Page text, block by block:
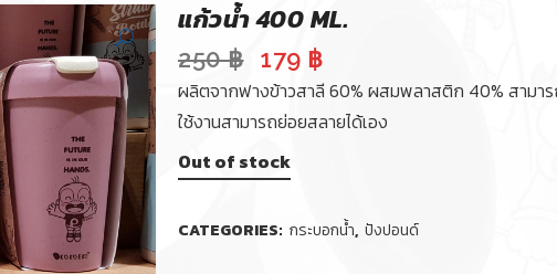
แก้วน้ำ 400 ML.
250฿ Original
price
was:
250 ฿.
179 ฿Current
price
is:
ผลิตจากฟางข้าวสาลี 60% ผสมพลาสติก 40% สามาร
ใช้งานสามารถย่อยสลายได้เอง
Out of stock
CATEGORIES: กระบอกน้ำ, ปังปอนด์